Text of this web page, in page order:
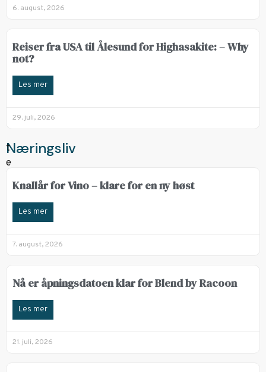
6. august, 2026
Reiser fra USA til Ålesund for Highasakite: – Why
not?
Les mer
29. juli, 2026
Næringsliv
Knallår for Vino – klare for en ny høst
Les mer
7. august, 2026
Nå er åpningsdatoen klar for Blend by Racoon
Les mer
21. juli, 2026